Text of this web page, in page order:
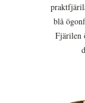
blå
Fjärilen